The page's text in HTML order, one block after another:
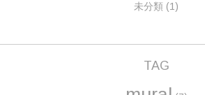
未分類 (1)
TAG